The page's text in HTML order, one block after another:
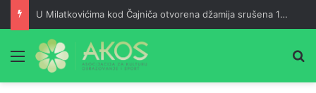
U Milatkovićima kod Čajniča otvorena džamija srušena 1943. godine
Meni